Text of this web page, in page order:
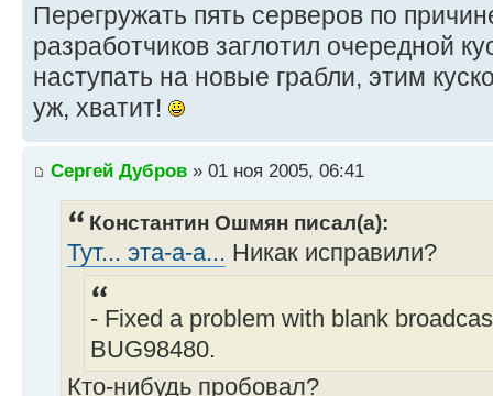
Перегружать пять серверов по
разработчиков заглотил очередной
наступать на новые грабли, этим
уж, хватит!
Сергей Дубров » 01 ноя 2005, 06:41
Константин Ошмян писал(а):
Тут... эта-а-а... Никак исправили?
- Fixed a problem with blank
BUG98480.
Кто-нибудь пробовал?